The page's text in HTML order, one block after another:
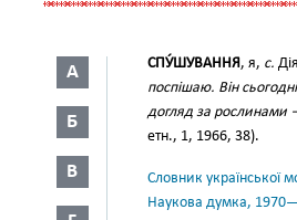
А
Б
В
СПУ́ШУВАННЯ, я, с.
поспішаю. Він
догляд за рослинами
етн., 1, 1966, 38).
Словник української
Наукова думка,